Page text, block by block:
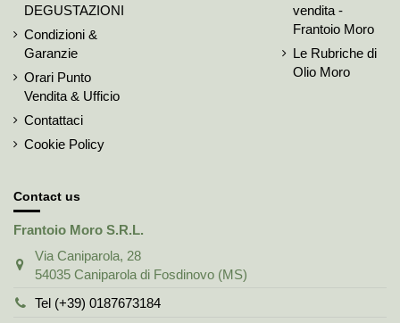
DEGUSTAZIONI
Condizioni &
Garanzie
Orari Punto
Vendita & Ufficio
Contattaci
Cookie Policy
vendita -
Frantoio Moro
Le Rubriche di
Olio Moro
Contact us
Frantoio Moro S.R.L.
Via Caniparola, 28
54035 Caniparola di Fosdinovo (MS)
Tel (+39) 0187673184